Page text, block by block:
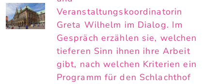
Veranstaltungskoordinatorin
Greta Wilhelm im Dialog. Im
Gespräch erzählen sie, welchen
tieferen Sinn ihnen ihre Arbeit
gibt, nach welchen Kriterien ein
Programm für den Schlachthof